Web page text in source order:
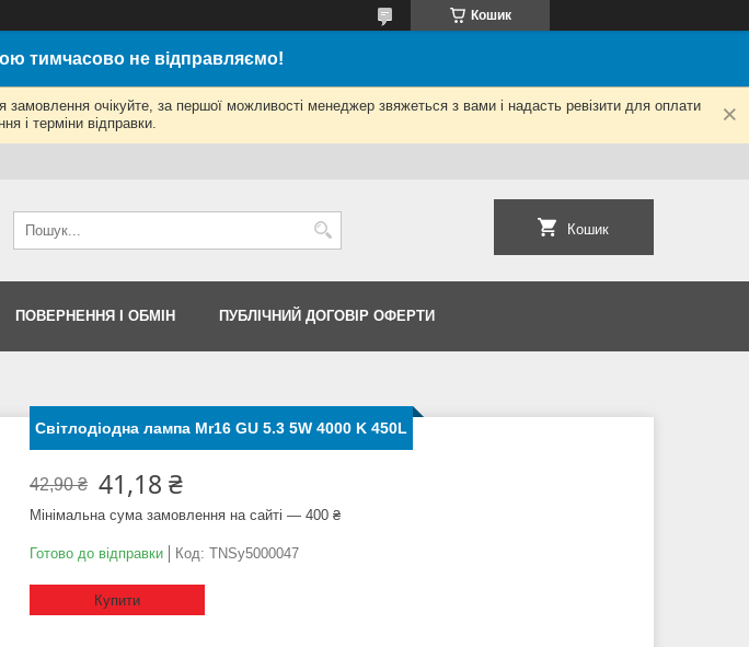
Кошик
тимчасово не відправляємо!
очікуйте, за першої можливості менеджер звяжеться з вами і надасть ревізити для оплати
і терміни відправки.
Кошик
ПОВЕРНЕННЯ І ОБМІН ПУБЛІЧНИЙ ДОГОВІР ОФЕРТИ
Світлодіодна лампа Mr16 GU 5.3 5W 4000 K 450L
42,90 ₴ 41,18 ₴
Мінімальна сума замовлення на сайті — 400 ₴
Готово до відправки Код: TNSy5000047
Купити